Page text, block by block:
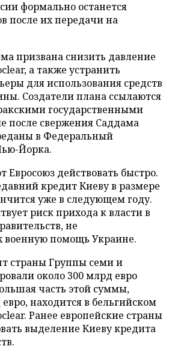
формально останется
после их передачи на
призвана снизить давление
а также устранить
для использования средств
Создатели плана ссылаются
государственными
после свержения Саддама
в Федеральный
Йорка.
действовать быстро.
кредит Киеву в размере
уже в следующем году.
риск прихода к власти в
не
помощь Украине.
страны Группы семи и
около 300 млрд евро
часть этой суммы,
находится в бельгийском
Ранее европейские страны
выделение Киеву кредита